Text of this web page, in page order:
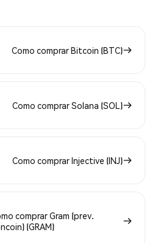
Como comprar Bitcoin (BTC)
Como comprar Solana (SOL)
Como comprar Injective (INJ)
comprar Gram (prev.
(GRAM)